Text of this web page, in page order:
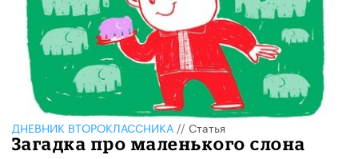
ДНЕВНИК ВТОРОКЛАССНИКА // Статья
Загадка про маленького слона